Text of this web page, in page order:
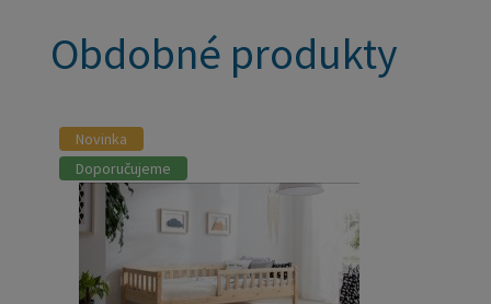
Obdobné produkty
Novinka
Doporučujeme